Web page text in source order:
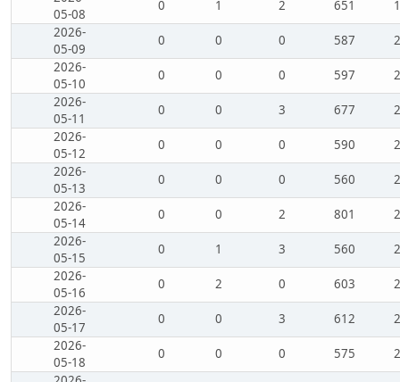
05-08
0 1 2 651
2026-
05-09
0 0 0 587
2026-
05-10
0 0 0 597
2026-
05-11
0 0 3 677
2026-
05-12
0 0 0 590
2026-
05-13
0 0 0 560
2026-
05-14
0 0 2 801
2026-
05-15
0 1 3 560
2026-
05-16
0 2 0 603
2026-
05-17
0 0 3 612
2026-
05-18
0 0 0 575